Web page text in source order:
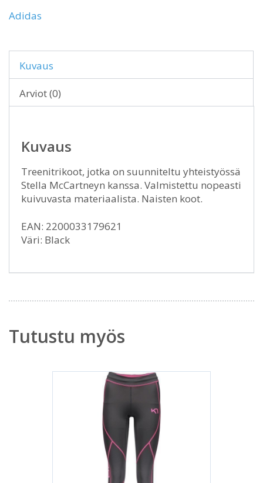
Adidas
Kuvaus
Arviot (0)
Kuvaus
Treenitrikoot, jotka on suunniteltu yhteistyössä
Stella McCartneyn kanssa. Valmistettu nopeasti
kuivuvasta materiaalista. Naisten koot.
EAN: 2200033179621
Väri: Black
Tutustu myös